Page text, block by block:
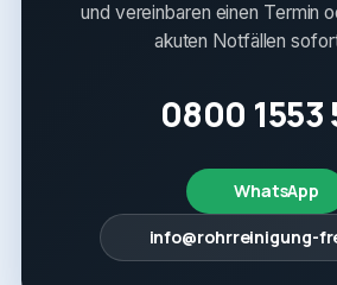
und vereinbaren einen Termin
akuten Notfällen
0800 1553
WhatsApp
info@rohrreinigung-